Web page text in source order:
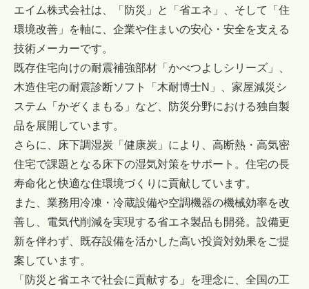
エイム株式会社は、「防災」と「省エネ」、そして「住
環境改善」を軸に、企業や住まいの安心・安全を支える
技術メーカーです。
既存住宅向けの耐震補強部材「かべつよしシリーズ」、
木造住宅の耐震診断ソフト「木耐博士N」、家屋減災シ
ステム「かぞくまもる」など、防災分野における独自製
品を展開しています。
さらに、床下調湿炭「健康炭」により、高断熱・高気密
住宅で課題となる床下の湿気対策をサポート。住宅の長
寿命化と快適な住環境づくりに貢献しています。
また、業務用冷凍・冷蔵設備や空調機器の機械効率を改
善し、電気代削減を実現する省エネ製品も開発。設備更
新を伴わず、既存設備を活かした高い投資対効果をご提
案しています。
「防災と省エネで社会に貢献する」を理念に、全国の工